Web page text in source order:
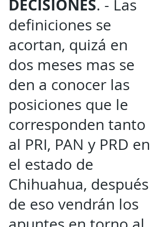
DECISIONES. - Las
definiciones se
acortan, quizá en
dos meses mas se
den a conocer las
posiciones que le
corresponden tanto
al PRI, PAN y PRD en
el estado de
Chihuahua, después
de eso vendrán los